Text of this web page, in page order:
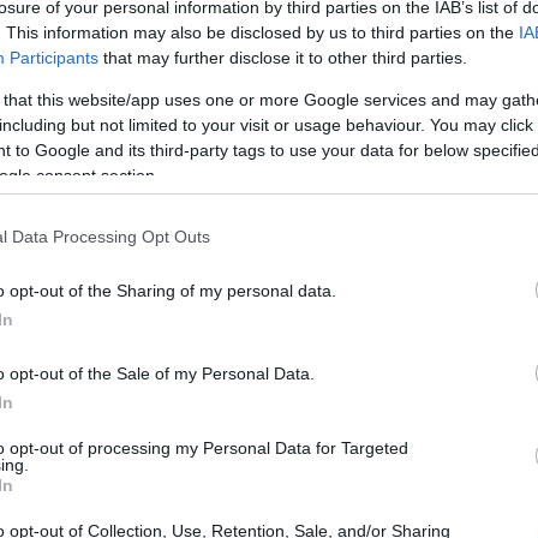
of your personal information by third parties on the IAB’s list of
This information may also be disclosed by us to third parties on the
Participants that may further disclose it to other third parties.
that this website/app uses one or more Google services and may
but not limited to your visit or usage behaviour. You may
to Google and its third-party tags to use your data for below
consent section.
Data Processing Opt Outs
opt-out of the Sharing of my personal data.
opt-out of the Sale of my Personal Data.
opt-out of processing my Personal Data for Targeted
opt-out of Collection, Use, Retention, Sale, and/or Sharing